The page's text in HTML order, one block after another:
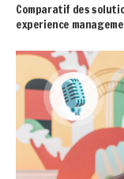
Comparatif des
experience